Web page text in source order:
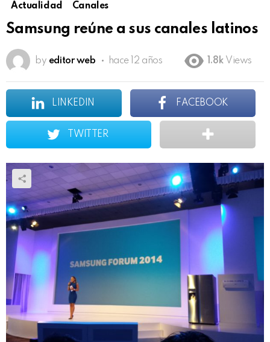
Actualidad Canales
Samsung reúne a sus canales latinos
by editor web hace 12 años 1.8k Views
LINKEDIN FACEBOOK
TWITTER